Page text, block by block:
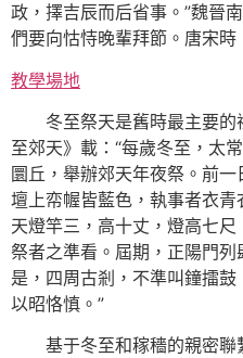
政，擇吉辰而后省事。”魏晉
們要向怙恃晚輩拜節。唐宋時
教學場地
冬至祭天是舊時最主要的
至郊天》載：“每歲冬至，太
圜丘，舉辦郊天年夜祭。前一
壇上帟幄皆藍色，執事者衣
天燈竿三，高十丈，燈高七
祭者之準看。屆期，正陽門
是，四周古剎，不準叫鐘擂鼓
以昭恪慎。”
基于冬至和稼穡的親密聯